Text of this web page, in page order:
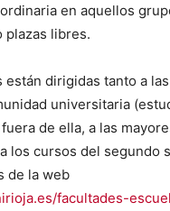
en aquellos
plazas libres.
están dirigidas tanto a
universitaria
de ella, a las
los cursos del segundo
de la web
facultades-